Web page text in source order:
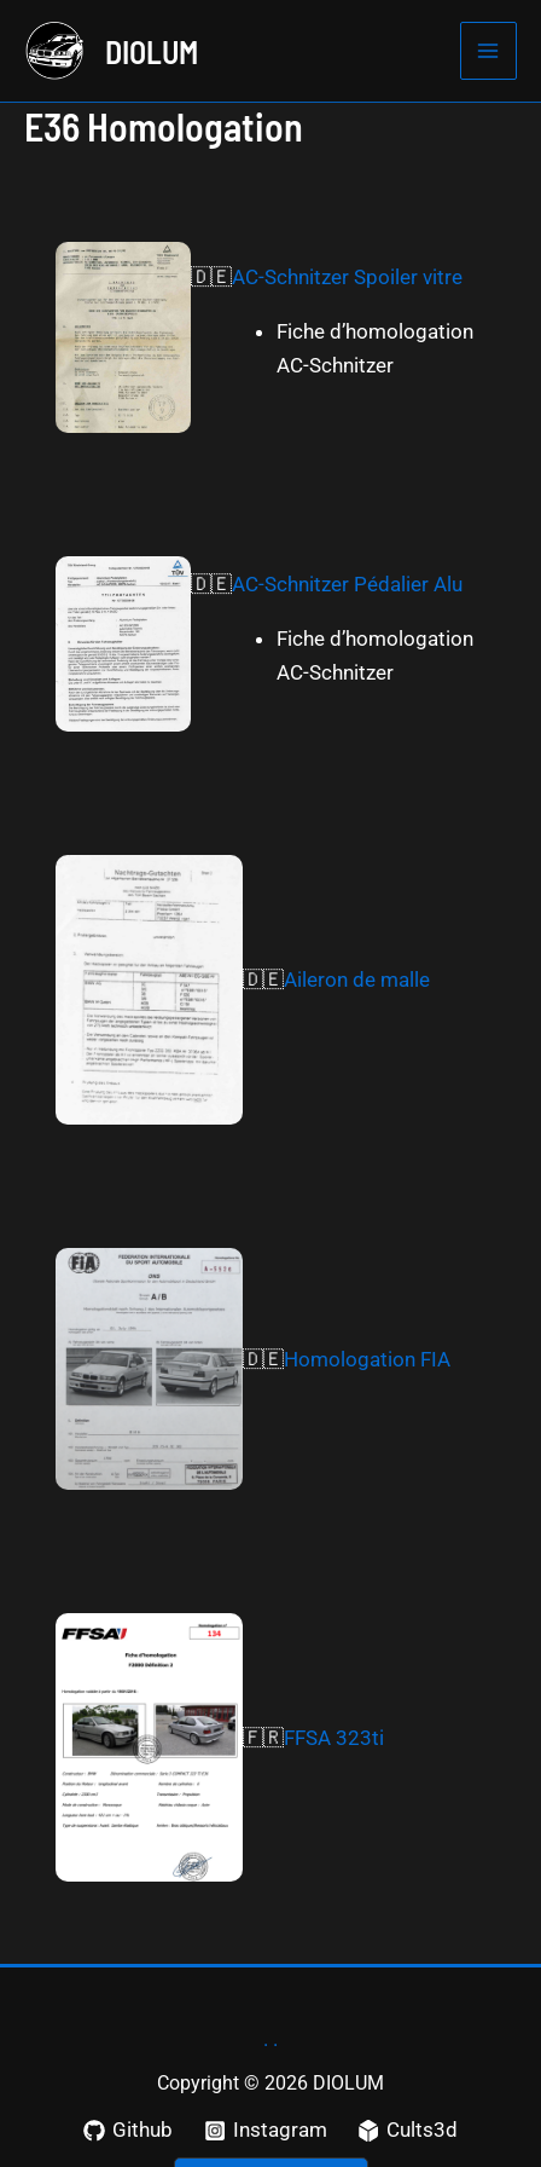
contenu
DIOLUM
E36 Homologation
🇩🇪AC-Schnitzer Spoiler vitre
Fiche d’homologation
AC-Schnitzer
🇩🇪AC-Schnitzer Pédalier Alu
Fiche d’homologation
AC-Schnitzer
🇩🇪Aileron de malle
🇩🇪Homologation FIA
🇫🇷FFSA 323ti
. .
Copyright © 2026 DIOLUM
Github Instagram Cults3d